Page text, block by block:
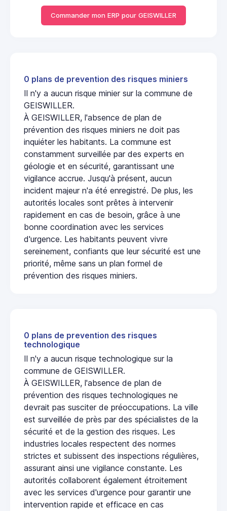
Commander mon ERP pour GEISWILLER
0 plans de prevention des risques miniers
Il n'y a aucun risque minier sur la commune de
GEISWILLER.
À GEISWILLER, l'absence de plan de
prévention des risques miniers ne doit pas
inquiéter les habitants. La commune est
constamment surveillée par des experts en
géologie et en sécurité, garantissant une
vigilance accrue. Jusqu'à présent, aucun
incident majeur n'a été enregistré. De plus, les
autorités locales sont prêtes à intervenir
rapidement en cas de besoin, grâce à une
bonne coordination avec les services
d'urgence. Les habitants peuvent vivre
sereinement, confiants que leur sécurité est une
priorité, même sans un plan formel de
prévention des risques miniers.
0 plans de prevention des risques
technologique
Il n'y a aucun risque technologique sur la
commune de GEISWILLER.
À GEISWILLER, l'absence de plan de
prévention des risques technologiques ne
devrait pas susciter de préoccupations. La ville
est surveillée de près par des spécialistes de la
sécurité et de la gestion des risques. Les
industries locales respectent des normes
strictes et subissent des inspections régulières,
assurant ainsi une vigilance constante. Les
autorités collaborent également étroitement
avec les services d'urgence pour garantir une
intervention rapide et efficace en cas